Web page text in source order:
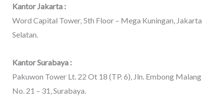
Kantor Jakarta :
Word Capital Tower, 5th Floor – Mega Kuningan, Jakarta
Selatan.
Kantor Surabaya :
Pakuwon Tower Lt. 22 Ot 18 (TP. 6), Jln. Embong Malang
No. 21 – 31, Surabaya.